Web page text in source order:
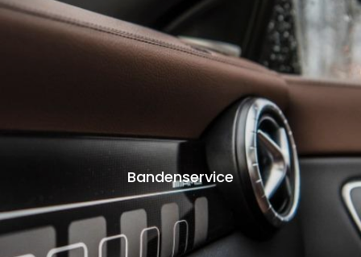
Bandenservice